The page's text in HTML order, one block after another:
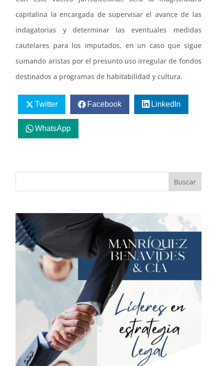
capitalina la encargada de supervisar el avance de las
indagatorias y determinar las eventuales medidas
cautelares para los imputados, en un caso que sigue
sumando aristas por el presunto uso irregular de fondos
destinados a programas de habitabilidad y cultura.
Twitter Facebook LinkedIn
WhatsApp